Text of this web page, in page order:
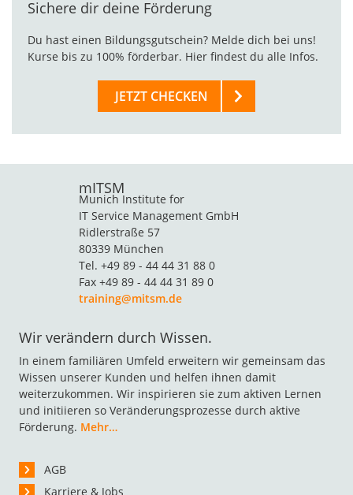
Sichere dir deine Förderung
Du hast einen Bildungsgutschein? Melde dich bei uns!
Kurse bis zu 100% förderbar. Hier findest du alle Infos.
JETZT CHECKEN
mITSM
Munich Institute for
IT Service Management GmbH
Ridlerstraße 57
80339 München
Tel. +49 89 - 44 44 31 88 0
Fax +49 89 - 44 44 31 89 0
training@mitsm.de
Wir verändern durch Wissen.
In einem familiären Umfeld erweitern wir gemeinsam das
Wissen unserer Kunden und helfen ihnen damit
weiterzukommen. Wir inspirieren sie zum aktiven Lernen
und initiieren so Veränderungsprozesse durch aktive
Förderung. Mehr…
AGB
Karriere & Jobs